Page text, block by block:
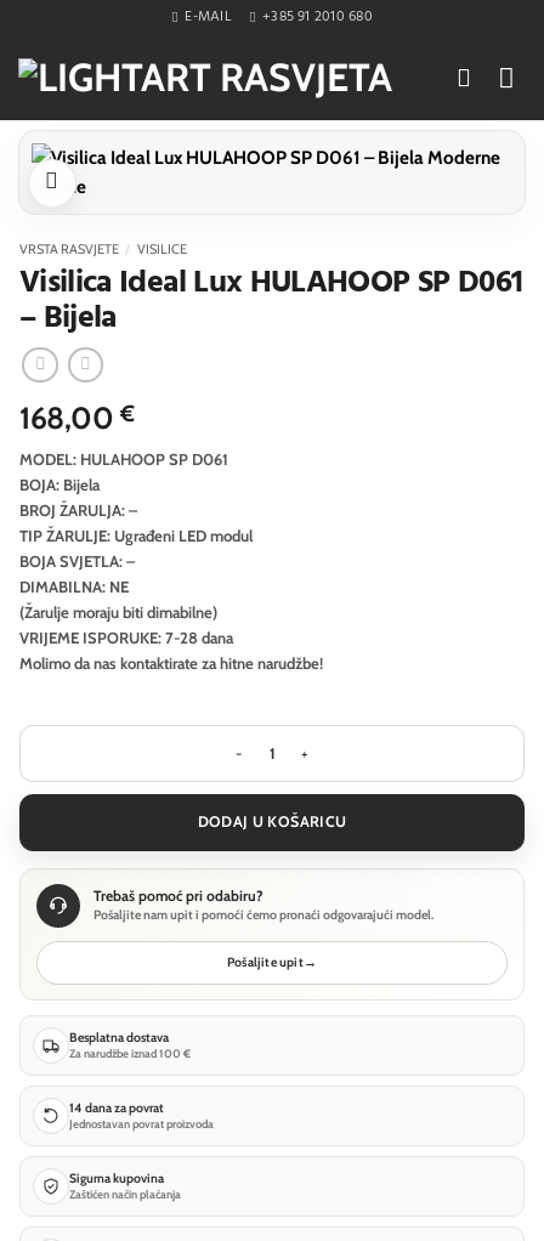
content
E-MAIL +385 91 2010 680
VRSTA RASVJETE / VISILICE
Visilica Ideal Lux HULAHOOP SP D061
– Bijela
168,00€
MODEL: HULAHOOP SP D061
BOJA: Bijela
BROJ ŽARULJA: –
TIP ŽARULJE: Ugrađeni LED modul
BOJA SVJETLA: –
DIMABILNA: NE
(Žarulje moraju biti dimabilne)
VRIJEME ISPORUKE: 7-28 dana
Molimo da nas kontaktirate za hitne narudžbe!
Visilica Ideal Lux HULAHOOP SP
DODAJ U KOŠARICU
Trebaš pomoć pri odabiru?
Pošaljite nam upit i pomoći ćemo pronaći odgovarajući model.
Pošaljite upit→
Besplatna dostava
Za narudžbe iznad 100 €
14 dana za povrat
Jednostavan povrat proizvoda
Sigurna kupovina
Zaštićen način plaćanja